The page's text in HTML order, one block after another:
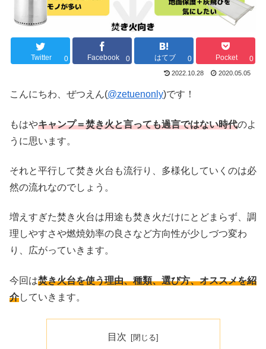
Twitter 0 Facebook 0 はてブ 0 Pocket 0
2022.10.28 2020.05.05
こんにちわ、ぜつえん(@zetuenonly)です！
もはやキャンプ＝焚き火と言っても過言ではない時代のよ
うに思います。
それと平行して焚き火台も流行り、多様化していくのは必
然の流れなのでしょう。
増えすぎた焚き火台は用途も焚き火だけにとどまらず、調
理しやすさや燃焼効率の良さなど方向性が少しづつ変わ
り、広がっていきます。
今回は焚き火台を使う理由、種類、選び方、オススメを紹
介していきます。
目次